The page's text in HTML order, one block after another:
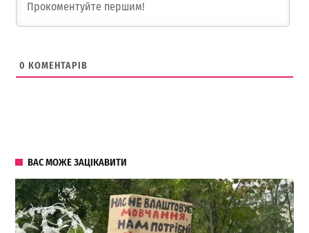
0 КОМЕНТАРІВ
ВАС МОЖЕ ЗАЦІКАВИТИ